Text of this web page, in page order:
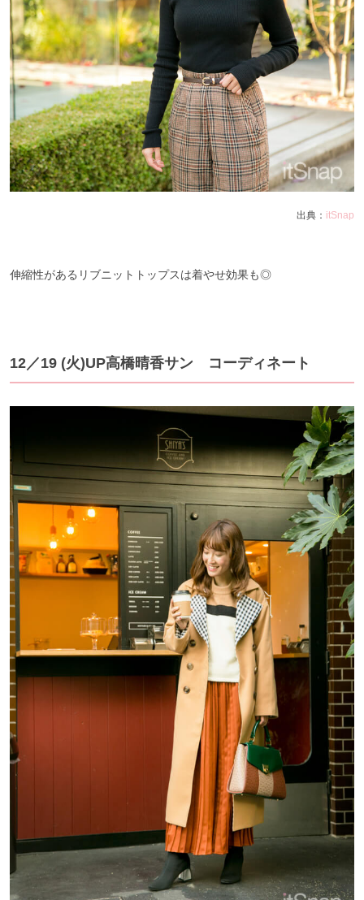
出典： itSnap
伸縮性があるリブニットトップスは着やせ効果も◎
12／19 (火)UP高橋晴香サン コーディネート